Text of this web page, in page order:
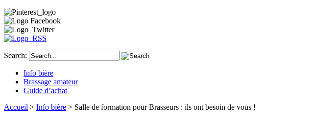
Search:
Info bière
Brassage amateur
Guide d’achat
Accueil > Info bière > Salle de formation pour Brasseurs : ils ont besoin de vous !